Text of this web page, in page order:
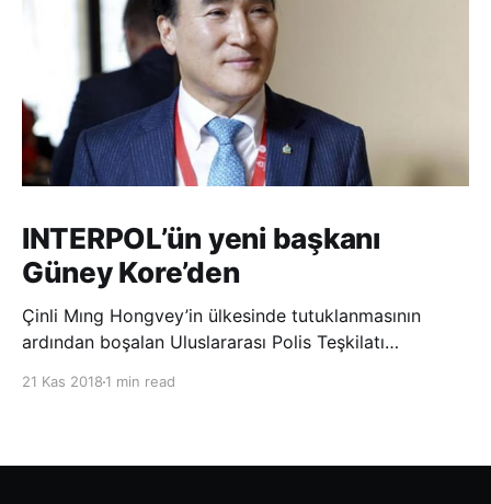
INTERPOL’ün yeni başkanı
Güney Kore’den
Çinli Mıng Hongvey’in ülkesinde tutuklanmasının
ardından boşalan Uluslararası Polis Teşkilatı
21 Kas 2018 1 min read